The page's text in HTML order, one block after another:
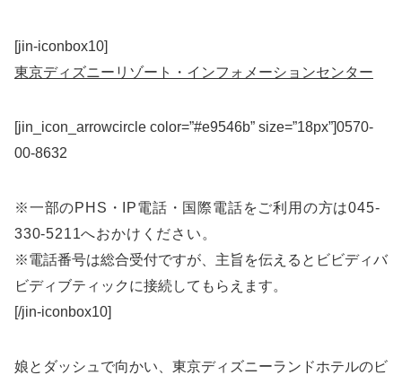
[jin-iconbox10]
東京ディズニーリゾート・インフォメーションセンター
[jin_icon_arrowcircle color=”#e9546b” size=”18px”]0570-
00-8632
※一部のPHS・IP電話・国際電話をご利用の方は045-
330-5211へおかけください。
※電話番号は総合受付ですが、主旨を伝えるとビビディバ
ビディブティックに接続してもらえます。
[/jin-iconbox10]
娘とダッシュで向かい、東京ディズニーランドホテルのビ